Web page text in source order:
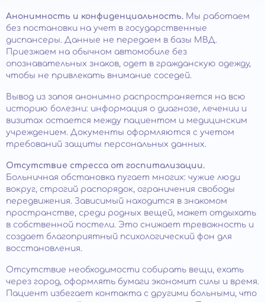
Анонимность и конфиденциальность. Мы работаем
без постановки на учет в государственные
диспансеры. Данные не передаем в базы МВД.
Приезжаем на обычном автомобиле без
опознавательных знаков, одет в гражданскую одежду,
чтобы не привлекать внимание соседей.
Вывод из запоя анонимно распространяется на всю
историю болезни: информация о диагнозе, лечении и
визитах остается между пациентом и медицинским
учреждением. Документы оформляются с учетом
требований защиты персональных данных.
Отсутствие стресса от госпитализации.
Больничная обстановка пугает многих: чужие люди
вокруг, строгий распорядок, ограничения свободы
передвижения. Зависимый находится в знакомом
пространстве, среди родных вещей, может отдыхать
в собственной постели. Это снижает тревожность и
создает благоприятный психологический фон для
восстановления.
Отсутствие необходимости собирать вещи, ехать
через город, оформлять бумаги экономит силы и время.
Пациент избегает контакта с другими больными, что